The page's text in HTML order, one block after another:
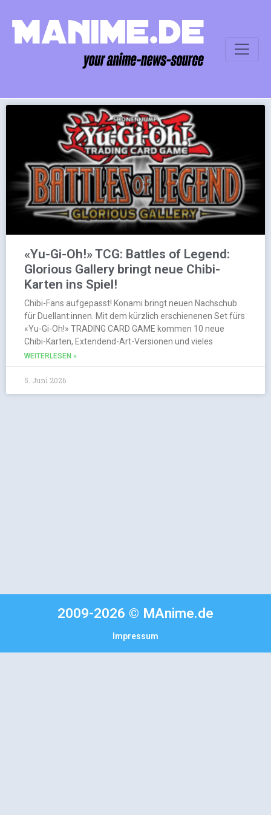
«Yu-Gi-Oh!» TCG: Battles of Legend:
Glorious Gallery bringt neue Chibi-
Karten ins Spiel!
Chibi-Fans aufgepasst! Konami bringt neuen Nachschub
für Duellant:innen. Mit dem kürzlich erschienenen Set fürs
«Yu-Gi-Oh!» TRADING CARD GAME kommen 10 neue
Chibi-Karten, Extendend-Art-Versionen und vieles
WEITERLESEN »
5. Juni 2026
2009-2026 © MAnime.de
Impressum